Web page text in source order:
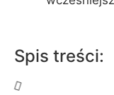
Spis treści: